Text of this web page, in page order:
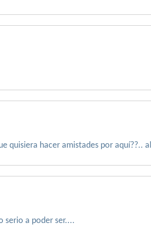
quisiera hacer amistades por aquí??..
serio a poder ser....